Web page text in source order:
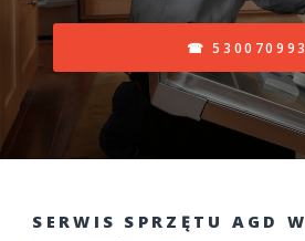
☎ 530070993
SERWIS SPRZĘTU AGD W